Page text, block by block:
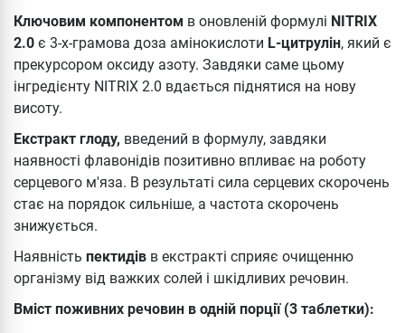
Ключовим компонентом в оновленій формулі NITRIX
2.0 є 3-х-грамова доза амінокислоти L-цитрулін, який є
прекурсором оксиду азоту. Завдяки саме цьому
інгредієнту NITRIX 2.0 вдається піднятися на нову
висоту.
Екстракт глоду, введений в формулу, завдяки
наявності флавонідів позитивно впливає на роботу
серцевого м'яза. В результаті сила серцевих скорочень
стає на порядок сильніше, а частота скорочень
знижується.
Наявність пектидів в екстракті сприяє очищенню
організму від важких солей і шкідливих речовин.
Вміст поживних речовин в одній порції (3 таблетки):